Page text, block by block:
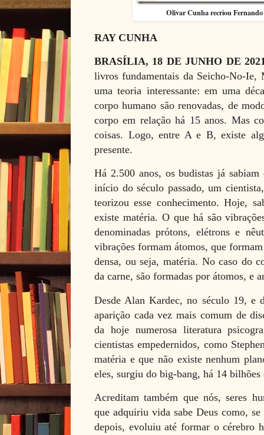
Olivar Cunha recriou
RAY CUNHA
BRASÍLIA, 18 DE JUNHO DE
livros fundamentais da Seicho-No-Ie,
uma teoria interessante: em uma
corpo humano são renovadas, de
corpo em relação há 15 anos. Mas
coisas. Logo, entre A e B, existe
presente.
Há 2.500 anos, os budistas já
início do século passado, um
teorizou esse conhecimento. Hoje,
existe matéria. O que há são
denominadas prótons, elétrons e
vibrações formam átomos, que
densa, ou seja, matéria. No caso do
da carne, são formadas por átomos, e
Desde Alan Kardec, no século 19, e
aparição cada vez mais comum de
da hoje numerosa literatura
cientistas empedernidos, como
matéria e que não existe nenhum
eles, surgiu do big-bang, há 14 bilhões
Acreditam também que nós, seres
que adquiriu vida sabe Deus como,
depois, evoluiu até formar o cérebro